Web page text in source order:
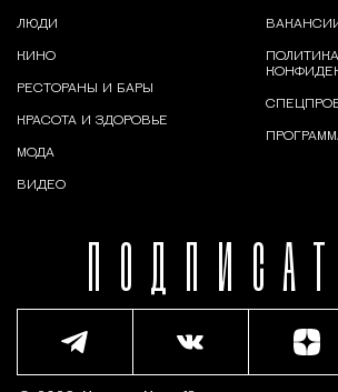
ЛЮДИ
КИНО
РЕСТОРАНЫ И БАРЫ
КРАСОТА И ЗДОРОВЬЕ
МОДА
ВИДЕО
ПОЛИТИКА